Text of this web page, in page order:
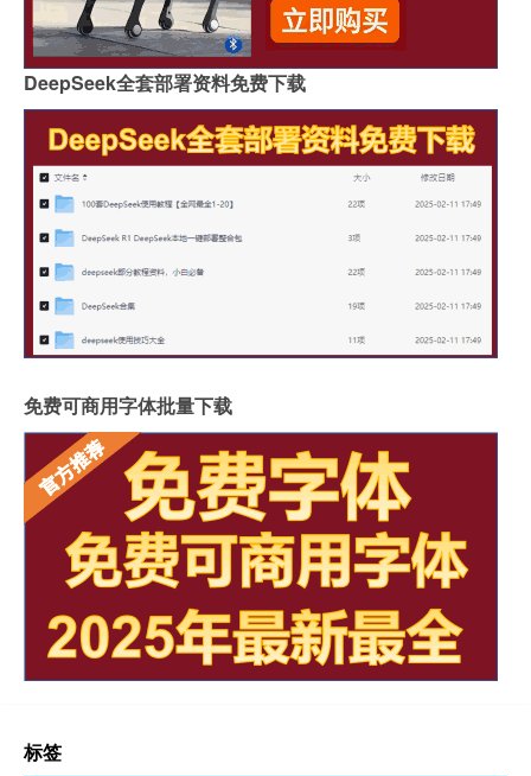
DeepSeek全套部署资料免费下载
免费可商用字体批量下载
标签